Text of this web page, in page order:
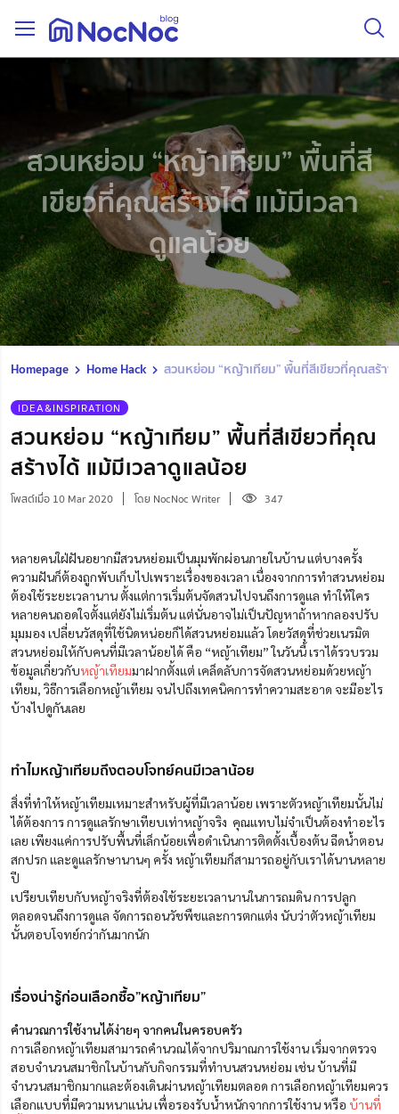
สวนหย่อม “หญ้าเทียม” พื้นที่สี
เขียวที่คุณสร้างได้ แม้มีเวลา
ดูแลน้อย
Homepage Home Hack สวนหย่อม “หญ้าเทียม” พื้นที่สีเขียวที่คุณสร้าง
IDEA&INSPIRATION
สวนหย่อม “หญ้าเทียม” พื้นที่สีเขียวที่คุณ
สร้างได้ แม้มีเวลาดูแลน้อย
โพสต์เมื่อ 10 Mar 2020 โดย NocNoc Writer 347
หลายคนใฝ่ฝันอยากมีสวนหย่อมเป็นมุมพักผ่อนภายในบ้าน แต่บางครั้ง
ความฝันก็ต้องถูกพับเก็บไปเพราะเรื่องของเวลา เนื่องจากการทำสวนหย่อม
ต้องใช้ระยะเวลานาน ตั้งแต่การเริ่มต้นจัดสวนไปจนถึงการดูแล ทำให้ใคร
หลายคนถอดใจตั้งแต่ยังไม่เริ่มต้น แต่นั่นอาจไม่เป็นปัญหาถ้าหากลองปรับ
มุมมอง เปลี่ยนวัสดุที่ใช้นิดหน่อยก็ได้สวนหย่อมแล้ว โดยวัสดุที่ช่วยเนรมิต
สวนหย่อมให้กับคนที่มีเวลาน้อยได้ คือ “หญ้าเทียม” ในวันนี้ เราได้รวบรวม
ข้อมูลเกี่ยวกับหญ้าเทียมมาฝากตั้งแต่ เคล็ดลับการจัดสวนหย่อมด้วยหญ้า
เทียม, วิธีการเลือกหญ้าเทียม จนไปถึงเทคนิคการทำความสะอาด จะมีอะไร
บ้างไปดูกันเลย
ทำไมหญ้าเทียมถึงตอบโจทย์คนมีเวลาน้อย
สิ่งที่ทำให้หญ้าเทียมเหมาะสำหรับผู้ที่มีเวลาน้อย เพราะตัวหญ้าเทียมนั้นไม่
ได้ต้องการ การดูแลรักษาเทียบเท่าหญ้าจริง คุณแทบไม่จำเป็นต้องทำอะไร
เลย เพียงแค่การปรับพื้นที่เล็กน้อยเพื่อดำเนินการติดตั้งเบื้องต้น ฉีดน้ำตอน
สกปรก และดูแลรักษานานๆ ครั้ง หญ้าเทียมก็สามารถอยู่กับเราได้นานหลาย
ปี
เปรียบเทียบกับหญ้าจริงที่ต้องใช้ระยะเวลานานในการถมดิน การปลูก
ตลอดจนถึงการดูแล จัดการถอนวัชพืชและการตกแต่ง นับว่าตัวหญ้าเทียม
นั้นตอบโจทย์กว่ากันมากนัก
เรื่องน่ารู้ก่อนเลือกซื้อ”หญ้าเทียม”
คำนวณการใช้งานได้ง่ายๆ จากคนในครอบครัว
การเลือกหญ้าเทียมสามารถคำนวณได้จากปริมาณการใช้งาน เริ่มจากตรวจ
สอบจำนวนสมาชิกในบ้านกับกิจกรรมที่ทำบนสวนหย่อม เช่น บ้านที่มี
จำนวนสมาชิกมากและต้องเดินผ่านหญ้าเทียมตลอด การเลือกหญ้าเทียมควร
เลือกแบบที่มีความหนาแน่น เพื่อรองรับน้ำหนักจากการใช้งาน หรือ บ้านที่